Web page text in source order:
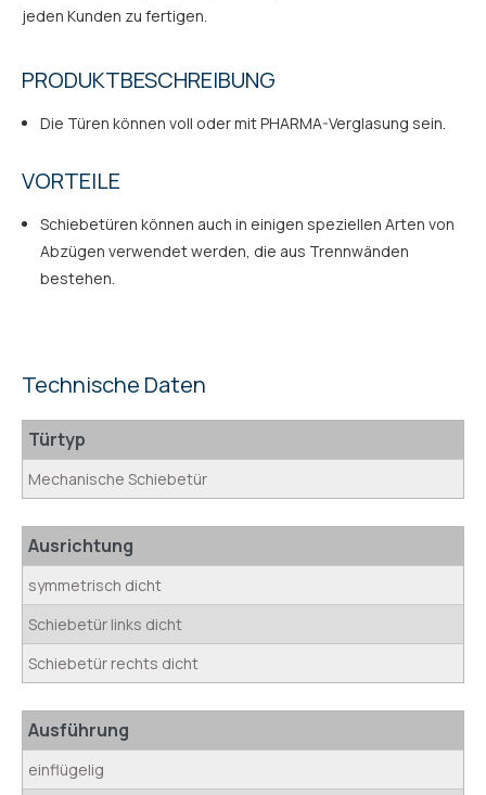
jeden Kunden zu fertigen.
PRODUKTBESCHREIBUNG
Die Türen können voll oder mit PHARMA-Verglasung sein.
VORTEILE
Schiebetüren können auch in einigen speziellen Arten von
Abzügen verwendet werden, die aus Trennwänden
bestehen.
Technische Daten
Türtyp
Mechanische Schiebetür
Ausrichtung
symmetrisch dicht
Schiebetür links dicht
Schiebetür rechts dicht
Ausführung
einflügelig